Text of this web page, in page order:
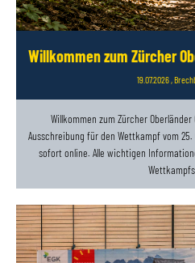
19.07.2026,
Willkommen zum Zürcher Oberländer
Ausschreibung für den Wettkampf vom
sofort online. Alle wichtigen